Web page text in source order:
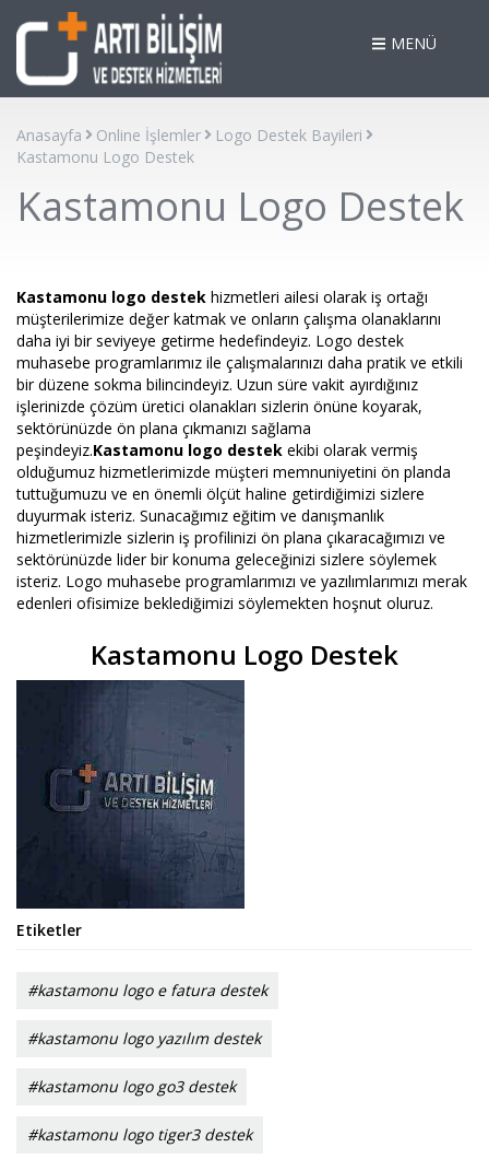
MENÜ
Anasayfa Online İşlemler
Logo Destek Bayileri
Kastamonu Logo Destek
Kastamonu Logo Destek
Kastamonu logo destek hizmetleri ailesi olarak iş ortağı
müşterilerimize değer katmak ve onların çalışma olanaklarını
daha iyi bir seviyeye getirme hedefindeyiz. Logo destek
muhasebe programlarımız ile çalışmalarınızı daha pratik ve etkili
bir düzene sokma bilincindeyiz. Uzun süre vakit ayırdığınız
işlerinizde çözüm üretici olanakları sizlerin önüne koyarak,
sektörünüzde ön plana çıkmanızı sağlama
peşindeyiz.Kastamonu logo destek ekibi olarak vermiş
olduğumuz hizmetlerimizde müşteri memnuniyetini ön planda
tuttuğumuzu ve en önemli ölçüt haline getirdiğimizi sizlere
duyurmak isteriz. Sunacağımız eğitim ve danışmanlık
hizmetlerimizle sizlerin iş profilinizi ön plana çıkaracağımızı ve
sektörünüzde lider bir konuma geleceğinizi sizlere söylemek
isteriz. Logo muhasebe programlarımızı ve yazılımlarımızı merak
edenleri ofisimize beklediğimizi söylemekten hoşnut oluruz.
Kastamonu Logo Destek
Etiketler
#kastamonu logo e fatura destek
#kastamonu logo yazılım destek
#kastamonu logo go3 destek
#kastamonu logo tiger3 destek